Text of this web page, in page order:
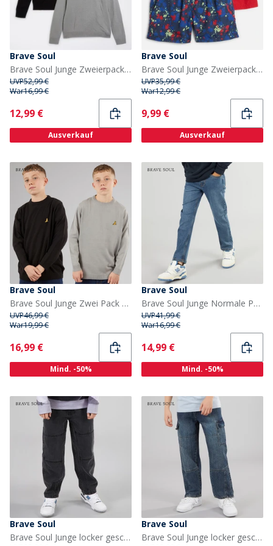
Brave Soul
Brave Soul Junge Zweierpack Viertel Reissverschluss Pullover Schwarz / Silber Grau Meliert
UVP52,99 €
War16,99 €
Current
12,99 €
Ausverkauf
Brave Soul
Brave Soul Junge Zweierpack Badehosen Rot/Mehrfarbig Druck Red + Multi Print
UVP35,99 €
War12,99 €
Current
9,99 €
Ausverkauf
Brave Soul
Brave Soul Junge Zwei Pack Pullover Schwarz/Silbergrau Melange
UVP46,99 €
War19,99 €
Current
16,99 €
Mind. -50%
Brave Soul
Brave Soul Junge Normale Passform Jeans Mittelblau
UVP41,99 €
War16,99 €
Current
14,99 €
Mind. -50%
Brave Soul
Brave Soul Junge locker geschnittene Jeans Charcoal
Brave Soul
Brave Soul Junge locker geschnittene Jeans mittelblau